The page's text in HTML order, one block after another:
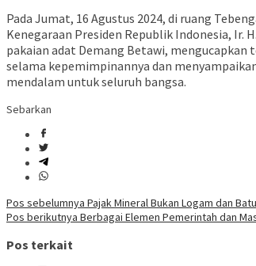
Pada Jumat, 16 Agustus 2024, di ruang
Kenegaraan Presiden Republik Indonesia, Ir.
pakaian adat Demang Betawi, mengucapkan
selama kepemimpinannya dan
mendalam untuk seluruh bangsa.
Sebarkan
Navigasi
pos
Pos sebelumnya Pajak Mineral Bukan Logam dan
Pos berikutnya Berbagai Elemen Pemerintah dan
Pos terkait